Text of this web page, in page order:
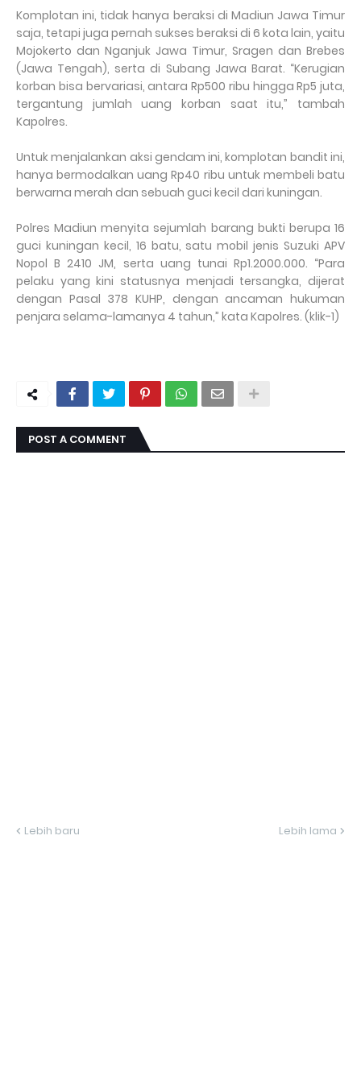
Komplotan ini, tidak hanya beraksi di Madiun Jawa Timur
saja, tetapi juga pernah sukses beraksi di 6 kota lain, yaitu
Mojokerto dan Nganjuk Jawa Timur, Sragen dan Brebes
(Jawa Tengah), serta di Subang Jawa Barat. “Kerugian
korban bisa bervariasi, antara Rp500 ribu hingga Rp5 juta,
tergantung jumlah uang korban saat itu,” tambah
Kapolres.
Untuk menjalankan aksi gendam ini, komplotan bandit ini,
hanya bermodalkan uang Rp40 ribu untuk membeli batu
berwarna merah dan sebuah guci kecil dari kuningan.
Polres Madiun menyita sejumlah barang bukti berupa 16
guci kuningan kecil, 16 batu, satu mobil jenis Suzuki APV
Nopol B 2410 JM, serta uang tunai Rp1.2000.000. “Para
pelaku yang kini statusnya menjadi tersangka, dijerat
dengan Pasal 378 KUHP, dengan ancaman hukuman
penjara selama-lamanya 4 tahun,” kata Kapolres. (klik-1)
POST A COMMENT
Lebih baru Lebih lama